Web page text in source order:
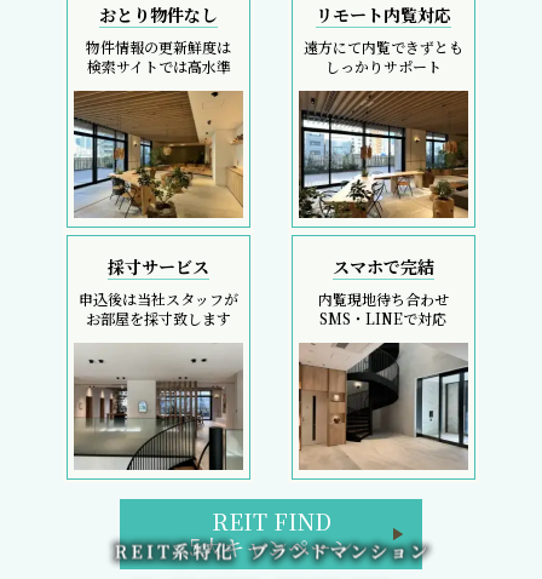
おとり物件なし
物件情報の更新鮮度は
検索サイトでは高水準
リモート内覧対応
遠方にて内覧できずとも
しっかりサポート
採寸サービス
申込後は当社スタッフが
お部屋を採寸致します
スマホで完結
内覧現地待ち合わせ
SMS・LINEで対応
REIT FIND
5大キャンペーン